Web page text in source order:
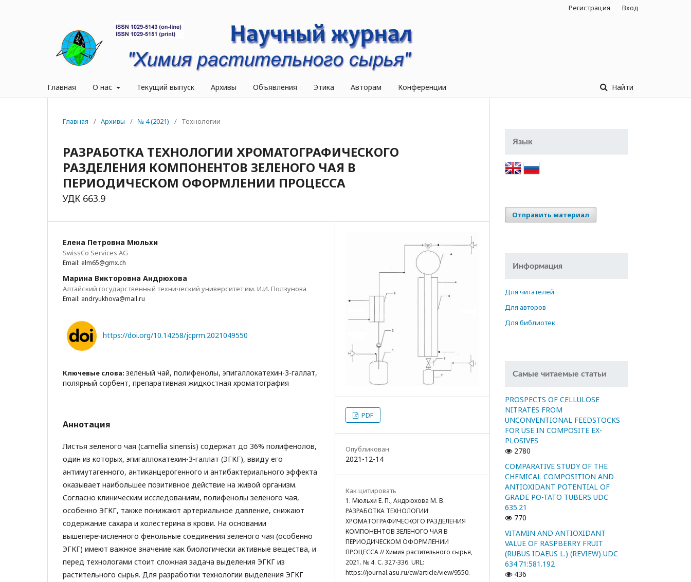
Главная О нас Текущий выпуск Архивы Объявления Этика Авторам Конференции Найти
Регистрация Вход
Главная / Архивы / № 4 (2021) / Технологии
РАЗРАБОТКА ТЕХНОЛОГИИ ХРОМАТОГРАФИЧЕСКОГО
РАЗДЕЛЕНИЯ КОМПОНЕНТОВ ЗЕЛЕНОГО ЧАЯ В
ПЕРИОДИЧЕСКОМ ОФОРМЛЕНИИ ПРОЦЕССА
УДК 663.9
Елена Петровна Мюльхи
SwissCo Services AG
Email: elm65@gmx.ch
Марина Викторовна Андрюхова
Алтайский государственный технический университет им. И.И. Ползунова
Email: andryukhova@mail.ru
https://doi.org/10.14258/jcprm.2021049550
Ключевые слова: зеленый чай, полифенолы, эпигаллокатехин-3-галлат,
полярный сорбент, препаративная жидкостная хроматография
Аннотация
Листья зеленого чая (camellia sinensis) содержат до 36% полифенолов,
один из которых, эпигаллокатехин-3-галлат (ЭГКГ), ввиду его
антимутагенного, антиканцерогенного и антибактериального эффекта
оказывает наибольшее позитивное действие на живой организм.
Согласно клиническим исследованиям, полифенолы зеленого чая,
особенно ЭГКГ, также понижают артериальное давление, снижают
содержание сахара и холестерина в крови. На основании
вышеперечисленного фенольные соединения зеленого чая (особенно
ЭГКГ) имеют важное значение как биологически активные вещества, и
перед технологами стоит сложная задача выделения ЭГКГ из
растительного сырья. Для разработки технологии выделения ЭГКГ
PDF
Опубликован
2021-12-14
Как цитировать
1. Мюльхи Е. П., Андрюхова М. В.
РАЗРАБОТКА ТЕХНОЛОГИИ
ХРОМАТОГРАФИЧЕСКОГО РАЗДЕЛЕНИЯ
КОМПОНЕНТОВ ЗЕЛЕНОГО ЧАЯ В
ПЕРИОДИЧЕСКОМ ОФОРМЛЕНИИ
ПРОЦЕССА // Химия растительного сырья,
2021. № 4. С. 327-336. URL:
https://journal.asu.ru/cw/article/view/9550.
Язык
Отправить материал
Информация
Для читателей
Для авторов
Для библиотек
Самые читаемые статьи
PROSPECTS OF CELLULOSE
NITRATES FROM
UNCONVENTIONAL FEEDSTOCKS
FOR USE IN COMPOSITE EX-
PLOSIVES
2780
COMPARATIVE STUDY OF THE
CHEMICAL COMPOSITION AND
ANTIOXIDANT POTENTIAL OF
GRADE PO-TATO TUBERS UDC
635.21
770
VITAMIN AND ANTIOXIDANT
VALUE OF RASPBERRY FRUIT
(RUBUS IDAEUS L.) (REVIEW) UDC
634.71:581.192
436